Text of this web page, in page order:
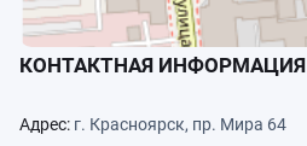
КОНТАКТНАЯ ИНФОРМАЦИЯ
Адрес: г. Красноярск, пр. Мира 64